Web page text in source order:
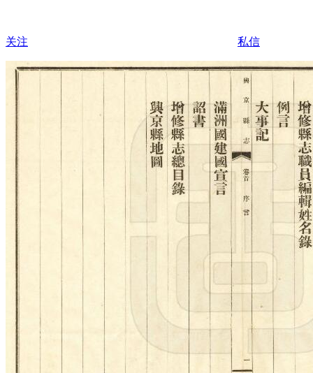
关注 私信